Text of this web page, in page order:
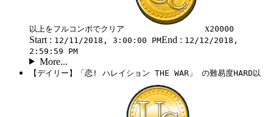
以上をフルコンボでクリア x20000
Start : 12/11/2018, 3:00:00 PMEnd : 12/12/2018,
2:59:59 PM
More...
【デイリー】「恋! ハレイション THE WAR」 の難易度HARD以